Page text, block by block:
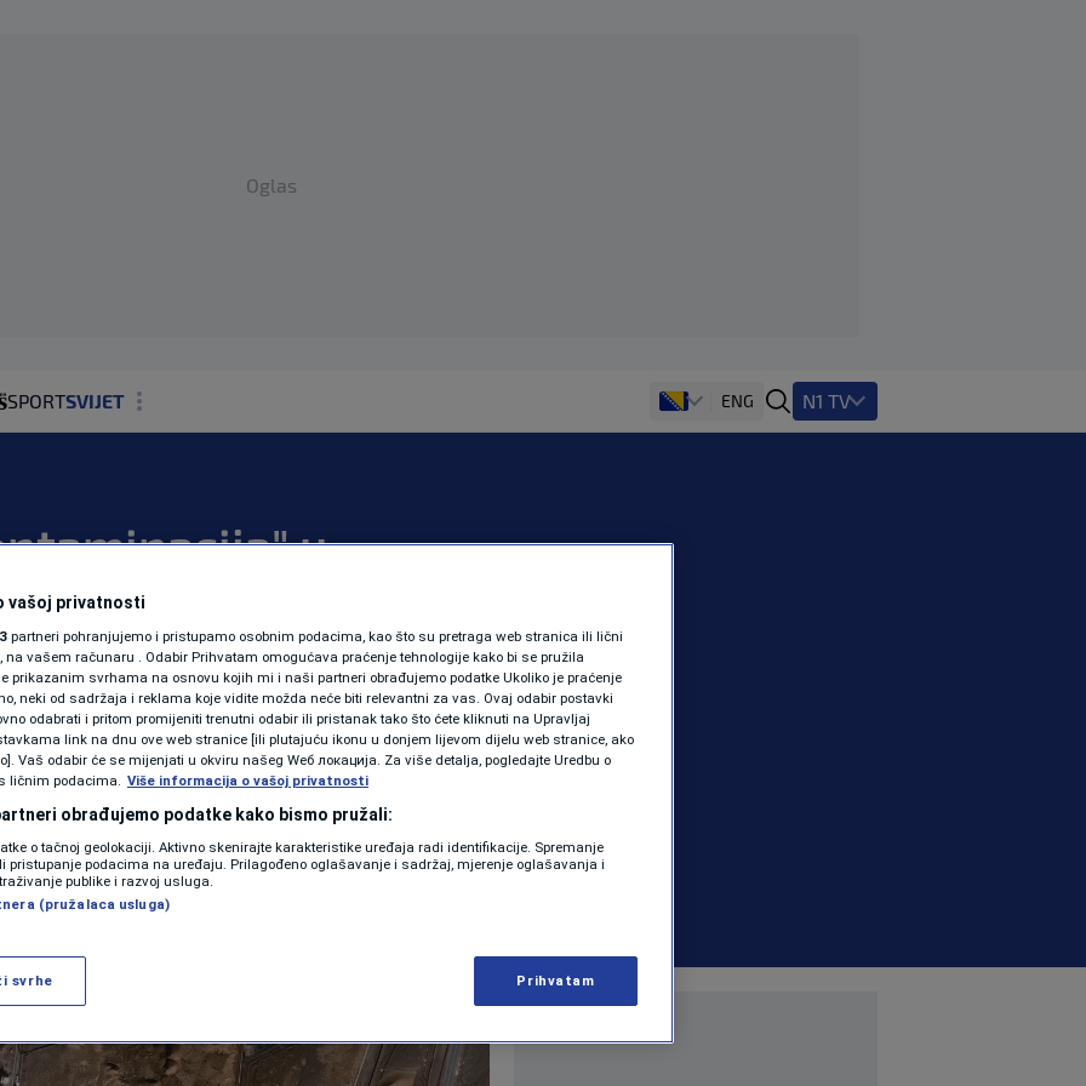
Oglas
SPORTSVIJET
SHOWBIZ
PODCAST
N1 SPECIJAL
FENOMENI
NEISTRAŽENO
VIRALNO
VIDEO
ENG N1 TV
u
koje je
SVIJET 0 komentara
Više
vašoj privatnosti
partneri pohranjujemo i pristupamo osobnim podacima, kao što su pretraga web stranica ili lični
na vašem računaru . Odabir Prihvatam omogućava praćenje tehnologije kako bi se pružila
prikazanim svrhama na osnovu kojih mi i naši partneri obrađujemo podatke Ukoliko je praćenje
neki od sadržaja i reklama koje vidite možda neće biti relevantni za vas. Ovaj odabir postavki
odabrati i pritom promijeniti trenutni odabir ili pristanak tako što ćete kliknuti na Upravljaj
link na dnu ove web stranice [ili plutajuću ikonu u donjem lijevom dijelu web stranice, ako
Vaš odabir će se mijenjati u okviru našeg Wеб локација. Za više detalja, pogledajte Uredbu o
ličnim podacima. Više informacija o vašoj privatnosti
obrađujemo podatke kako bismo pružali:
o tačnoj geolokaciji. Aktivno skenirajte karakteristike uređaja radi identifikacije. Spremanje
pristupanje podacima na uređaju. Prilagođeno oglašavanje i sadržaj, mjerenje oglašavanja i
publike i razvoj usluga.
(pružalaca usluga)
svrhe Prihvatam